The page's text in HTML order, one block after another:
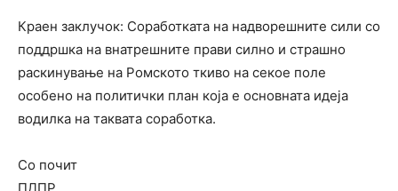
Краен заклучок: Соработката на надворешните сили со
поддршка на внатрешните прави силно и страшно
раскинување на Ромското ткиво на секое поле
особено на политички план која е основната идеја
водилка на таквата соработка.
Со почит